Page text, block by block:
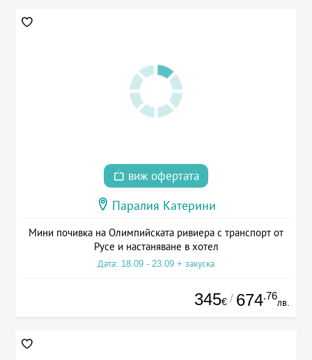
виж офертата
Паралия Катерини
Мини почивка на Олимпийската ривиера с транспорт от
Русе и настаняване в хотел
Дата: 18.09 - 23.09 + закуска
345€ / 674.76
лв.